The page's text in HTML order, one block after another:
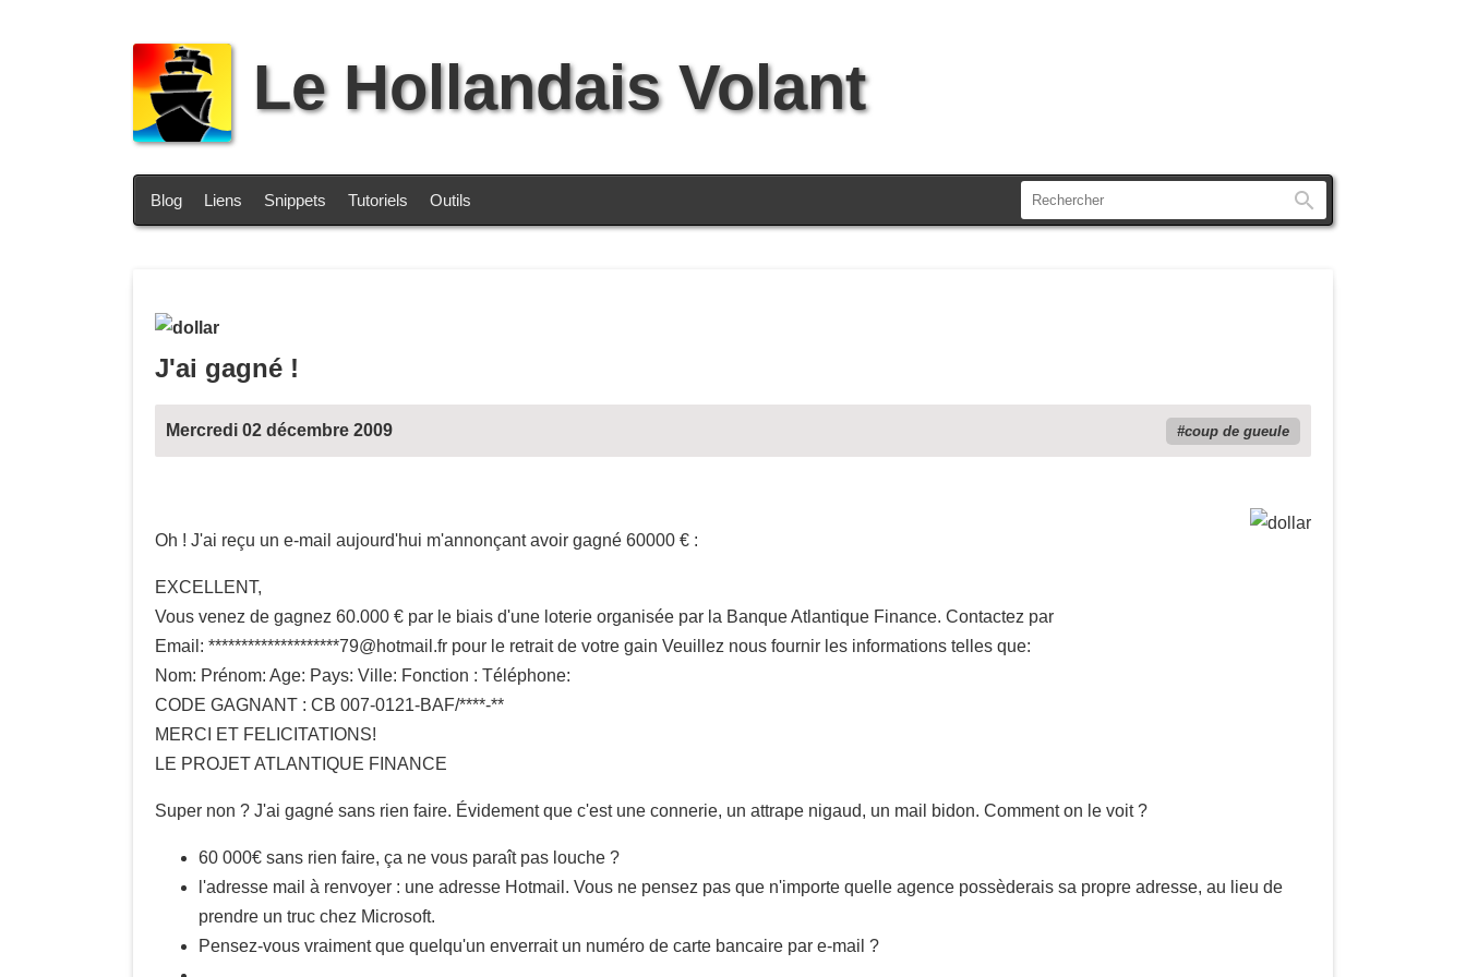
Le Hollandais Volant
Blog Liens Snippets Tutoriels Outils
J'ai gagné !
Mercredi 02 décembre 2009 coup de gueule
Oh ! J'ai reçu un e-mail aujourd'hui m'annonçant avoir gagné 60000 € :
EXCELLENT,
Vous venez de gagnez 60.000 € par le biais d'une loterie organisée par la Banque Atlantique Finance. Contactez par
Email: ********************79@hotmail.fr pour le retrait de votre gain Veuillez nous fournir les informations telles que:
Nom: Prénom: Age: Pays: Ville: Fonction : Téléphone:
CODE GAGNANT : CB 007-0121-BAF/****-**
MERCI ET FELICITATIONS!
LE PROJET ATLANTIQUE FINANCE
Super non ? J'ai gagné sans rien faire. Évidement que c'est une connerie, un attrape nigaud, un mail bidon. Comment on le voit ?
60 000€ sans rien faire, ça ne vous paraît pas louche ?
l'adresse mail à renvoyer : une adresse Hotmail. Vous ne pensez pas que n'importe quelle agence possèderais sa propre adresse, au lieu de
prendre un truc chez Microsoft.
Pensez-vous vraiment que quelqu'un enverrait un numéro de carte bancaire par e-mail ?